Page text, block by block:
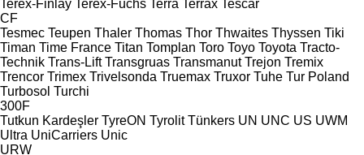
Terex-Finlay Terex-Fuchs Terra Terrax Tescar
CF
Tesmec Teupen Thaler Thomas Thor Thwaites Thyssen Tiki
Timan Time France Titan Tomplan Toro Toyo Toyota Tracto-
Technik Trans-Lift Transgruas Transmanut Trejon Tremix
Trencor Trimex Trivelsonda Truemax Truxor Tuhe Tur Poland
Turbosol Turchi
300F
Tutkun Kardeşler TyreON Tyrolit Tünkers UN UNC US UWM
Ultra UniCarriers Unic
URW